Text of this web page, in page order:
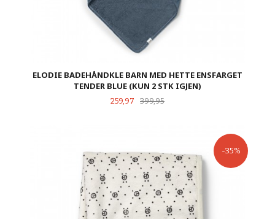
ELODIE BADEHÅNDKLE BARN MED HETTE ENSFARGET
TENDER BLUE (KUN 2 STK IGJEN)
Tilbud
259,97 399,95Rabatt
-35%